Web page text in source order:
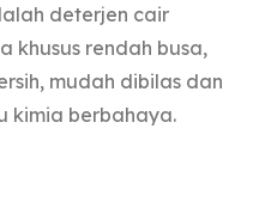
deterjen cair
khusus rendah busa,
mudah dibilas dan
kimia berbahaya.